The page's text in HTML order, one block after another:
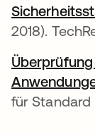
2018).
für Standard